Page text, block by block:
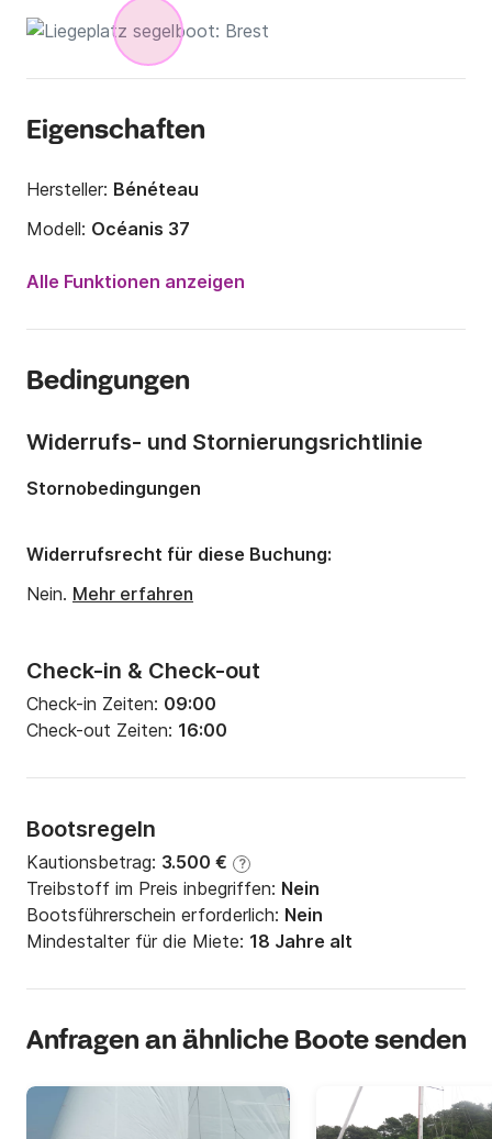
Eigenschaften
Hersteller: Bénéteau
Modell: Océanis 37
2012
Anzahl Schlafplätze:
Tiefgang:1.9m
Motorleistung:29PS
Alle Funktionen anzeigen
Bedingungen
Check-in & Check-out
Check-in Zeiten: 09:00
Check-out Zeiten: 16:00
Bootsregeln
Kautionsbetrag: 3.500 € ?
Treibstoff im Preis inbegriffen: Nein
Bootsführerschein erforderlich: Nein
Mindestalter für die Miete: 18 Jahre alt
Widerrufs- und Stornierungsrichtlinie
Stornobedingungen
Widerrufsrecht für diese Buchung:
Nein. Mehr erfahren
Anfragen an ähnliche Boote senden